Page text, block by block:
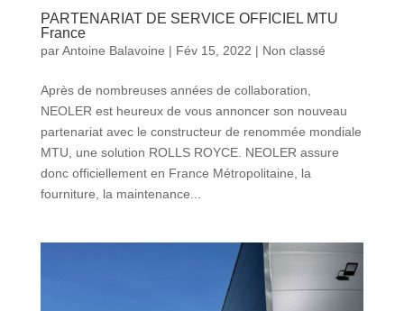
PARTENARIAT DE SERVICE OFFICIEL MTU
France
parAntoine Balavoine | Fév 15, 2022 | Non classé
Après de nombreuses années de collaboration,
NEOLER est heureux de vous annoncer son nouveau
partenariat avec le constructeur de renommée mondiale
MTU, une solution ROLLS ROYCE. NEOLER assure
donc officiellement en France Métropolitaine, la
fourniture, la maintenance...